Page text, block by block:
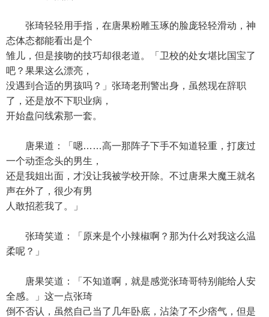
张琦轻轻用手指，在唐果粉雕玉琢的脸庞轻轻滑动，神
态体态都能看出是个
雏儿，但是接吻的技巧却很老道。「卫校的处女堪比国宝了
吧？果果这么漂亮，
没遇到合适的男孩吗？」张琦老刑警出身，虽然现在辞职
了，还是放不下职业病，
开始盘问线索那一套。
唐果道：「嗯……高一那阵子下手不知道轻重，打废过
一个动歪念头的男生，
还是我姐出面，才没让我被学校开除。不过唐果大魔王就名
声在外了，很少有男
人敢招惹我了。」
张琦笑道：「原来是个小辣椒啊？那为什么对我这么温
柔呢？」
唐果笑道：「不知道啊，就是感觉张琦哥特别能给人安
全感。」这一点张琦
倒不否认，虽然自己当了几年卧底，沾染了不少痞气，但是